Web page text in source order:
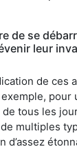
de se
leur
de ces
pour
tous les
multiples
d’assez